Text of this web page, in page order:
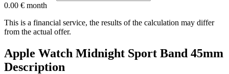
0.00 € month
This is a financial service, the results of the calculation may differ
from the actual offer.
Apple Watch Midnight Sport Band 45mm
Description